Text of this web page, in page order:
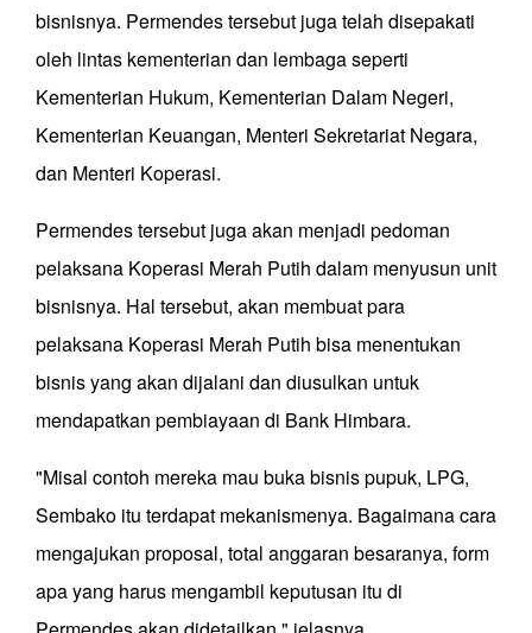
bisnisnya. Permendes tersebut juga telah disepakati
oleh lintas kementerian dan lembaga seperti
Kementerian Hukum, Kementerian Dalam Negeri,
Kementerian Keuangan, Menteri Sekretariat Negara,
dan Menteri Koperasi.
Permendes tersebut juga akan menjadi pedoman
pelaksana Koperasi Merah Putih dalam menyusun unit
bisnisnya. Hal tersebut, akan membuat para
pelaksana Koperasi Merah Putih bisa menentukan
bisnis yang akan dijalani dan diusulkan untuk
mendapatkan pembiayaan di Bank Himbara.
"Misal contoh mereka mau buka bisnis pupuk, LPG,
Sembako itu terdapat mekanismenya. Bagaimana cara
mengajukan proposal, total anggaran besaranya, form
apa yang harus mengambil keputusan itu di